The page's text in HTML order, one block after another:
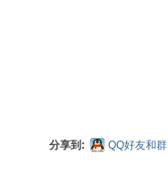
分享到: QQ好友和群